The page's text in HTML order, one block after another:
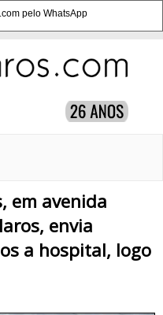
pelo WhatsApp
em avenida
envia
a hospital, logo